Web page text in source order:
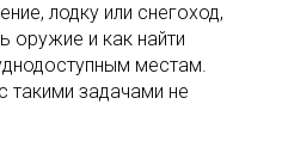
лодку или снегоход,
оружие и как найти
местам.
такими задачами не